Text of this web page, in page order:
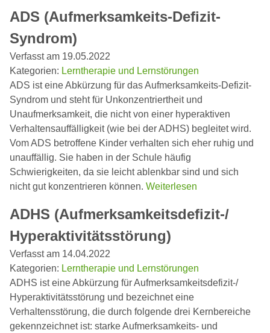
ADS (Aufmerksamkeits-Defizit-
Syndrom)
Verfasst am 19.05.2022
Kategorien: Lerntherapie und Lernstörungen
ADS ist eine Abkürzung für das Aufmerksamkeits-Defizit-
Syndrom und steht für Unkonzentriertheit und
Unaufmerksamkeit, die nicht von einer hyperaktiven
Verhaltensauffälligkeit (wie bei der ADHS) begleitet wird.
Vom ADS betroffene Kinder verhalten sich eher ruhig und
unauffällig. Sie haben in der Schule häufig
Schwierigkeiten, da sie leicht ablenkbar sind und sich
nicht gut konzentrieren können. Weiterlesen
ADHS (Aufmerksamkeitsdefizit-/
Hyperaktivitätsstörung)
Verfasst am 14.04.2022
Kategorien: Lerntherapie und Lernstörungen
ADHS ist eine Abkürzung für Aufmerksamkeitsdefizit-/
Hyperaktivitätsstörung und bezeichnet eine
Verhaltensstörung, die durch folgende drei Kernbereiche
gekennzeichnet ist: starke Aufmerksamkeits- und